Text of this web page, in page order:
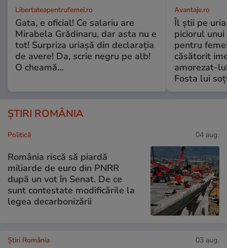
Libertateapentrufemei.ro
Gata, e oficial! Ce salariu are
Mirabela Grădinaru, dar asta nu e
tot! Surpriza uriașă din declarația
de avere! Da, scrie negru pe alb!
O cheamă…
Avantaje.ro
Îl știi pe
piciorul
pentru
căsătorit
amorezat-
Fosta lui
ȘTIRI ROMÂNIA
Politică 04 aug.
România riscă să piardă
miliarde de euro din PNRR
după un vot în Senat. De ce
sunt contestate modificările la
legea decarbonizării
Știri România 03 aug.